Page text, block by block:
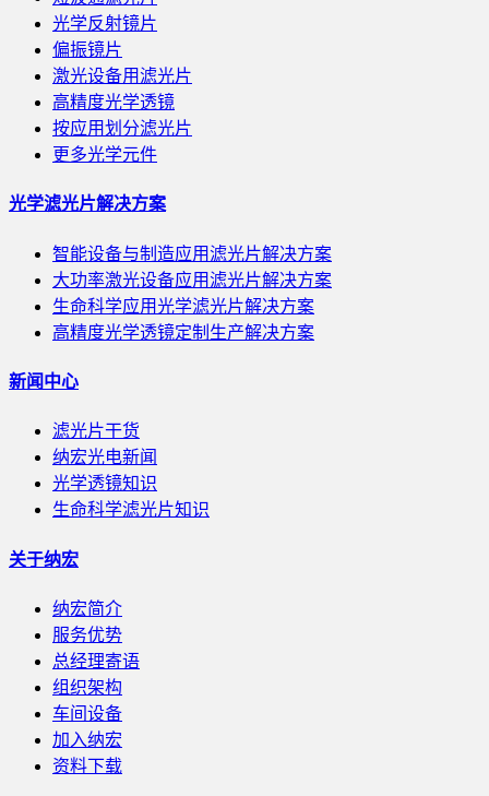
光学反射镜片
偏振镜片
激光设备用滤光片
高精度光学透镜
按应用划分滤光片
更多光学元件
光学滤光片解决方案
智能设备与制造应用滤光片解决方案
大功率激光设备应用滤光片解决方案
生命科学应用光学滤光片解决方案
高精度光学透镜定制生产解决方案
新闻中心
滤光片干货
纳宏光电新闻
光学透镜知识
生命科学滤光片知识
关于纳宏
纳宏简介
服务优势
总经理寄语
组织架构
车间设备
加入纳宏
资料下载